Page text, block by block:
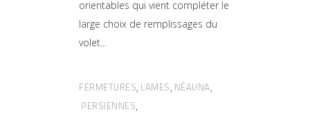
orientables qui vient compléter le
large choix de remplissages du
volet
FERMETURES, LAMES, NÉAUNA,
PERSIENNES,